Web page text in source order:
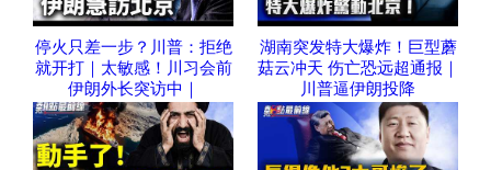
停火只差一步？川普：拒绝
就开打｜太敏感！川习会前
伊朗外长突访中｜
湖南突发特大爆炸！巨型蘑
菇云冲天 伤亡恐远超通报｜
川普逼伊朗投降